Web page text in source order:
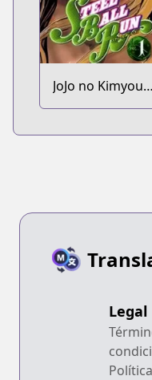
JoJo no Kimyou
na Bouken Part
Legal